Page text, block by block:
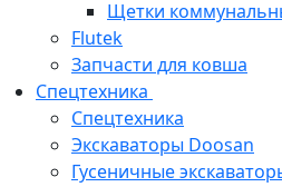
Щетки
Flutek
Запчасти для ковша
Спецтехника
Спецтехника
Экскаваторы Doosan
Гусеничные